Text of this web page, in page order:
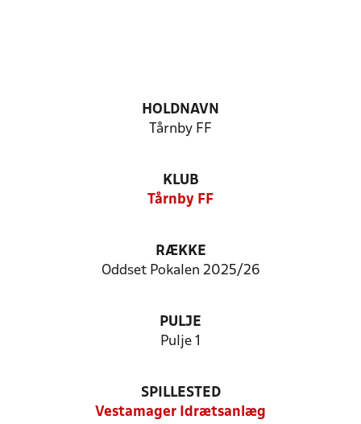
HOLDNAVN
Tårnby FF
KLUB
Tårnby FF
RÆKKE
Oddset Pokalen 2025/26
PULJE
Pulje 1
SPILLESTED
Vestamager Idrætsanlæg